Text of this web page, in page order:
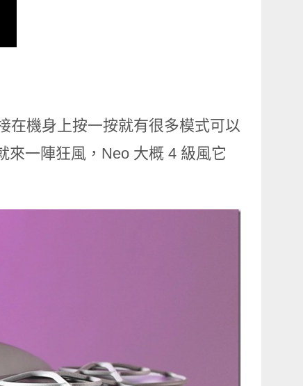
在機身上按一按就有很多模式可以
來一陣狂風，Neo 大概 4 級風它